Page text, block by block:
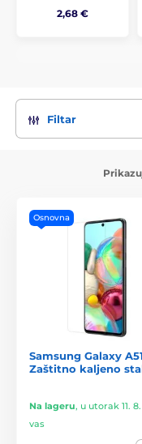
2,68 €
Filtar
Osnovna
Samsung Galaxy A51
Zaštitno kaljeno
Na lageru, u utorak 11.
vas